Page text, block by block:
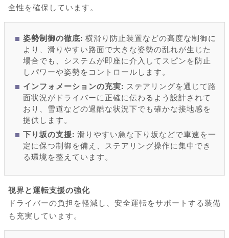
全性を確保しています。
姿勢制御の徹底: 横滑り防止装置などの高度な制御に
より、滑りやすい路面で大きな姿勢の乱れが生じた
場合でも、システムが即座に介入してスピンを防止
しパワーや姿勢をコントロールします。
インフォメーションの充実: ステアリングを通じて路
面状況がドライバーに正確に伝わるよう設計されて
おり、雪道などの過酷な状況下でも確かな接地感を
提供します。
下り坂の支援: 滑りやすい急な下り坂などで車速を一
定に保つ制御を備え、ステアリング操作に集中でき
る環境を整えています。
視界と運転支援の強化
ドライバーの負担を軽減し、安全運転をサポートする装備
も充実しています。